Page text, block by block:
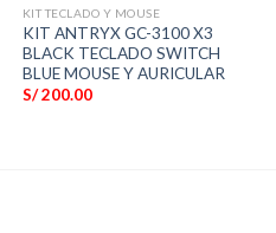
KIT TECLADO Y MOUSE
KIT ANTRYX GC-3100 X3
BLACK TECLADO SWITCH
BLUE MOUSE Y AURICULAR
S/200.00